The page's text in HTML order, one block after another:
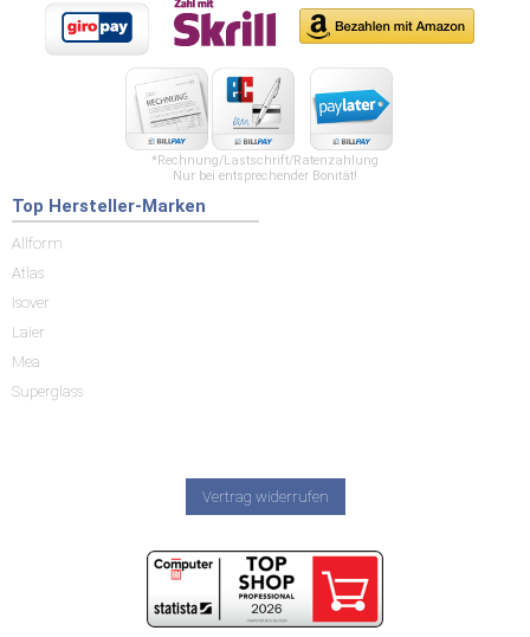
*Rechnung/Lastschrift/Ratenzahlung
Nur bei entsprechender Bonität!
Top Hersteller-Marken
Allform
Atlas
Isover
Laier
Mea
Superglass
Vertrag widerrufen